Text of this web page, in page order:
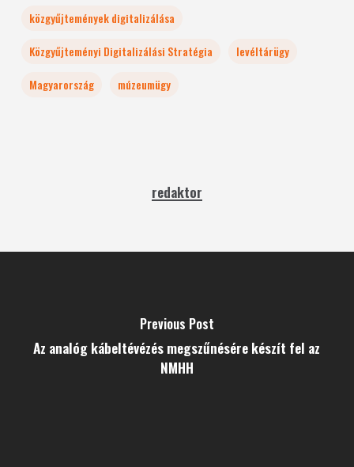
közgyűjtemények digitalizálása
Közgyűjteményi Digitalizálási Stratégia
levéltárügy
Magyarország
múzeumügy
redaktor
Previous Post
Az analóg kábeltévézés megszűnésére készít fel az
NMHH